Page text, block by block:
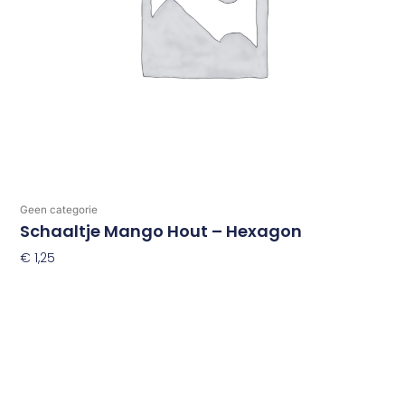
Geen categorie
Schaaltje Mango Hout – Hexagon
€ 1,25